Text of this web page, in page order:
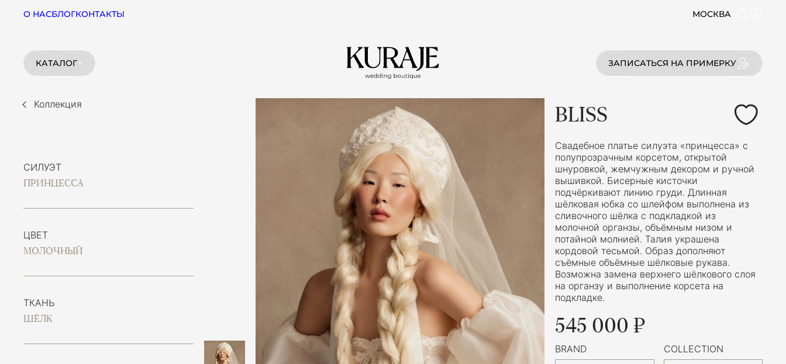
О НАСБЛОГКОНТАКТЫ МОСКВА
КАТАЛОГ ЗАПИСАТЬСЯ НА ПРИМЕРКУ
Коллекция
СИЛУЭТ
ПРИНЦЕССА
ЦВЕТ
МОЛОЧНЫЙ
ТКАНЬ
ШЁЛК
BLISS
Свадебное платье силуэта «принцесса» с
полупрозрачным корсетом, открытой
шнуровкой, жемчужным декором и ручной
вышивкой. Бисерные кисточки
подчёркивают линию груди. Длинная
шёлковая юбка со шлейфом выполнена из
сливочного шёлка с подкладкой из
молочной органзы, объёмным низом и
потайной молнией. Талия украшена
кордовой тесьмой. Образ дополняют
съёмные объёмные шёлковые рукава.
Возможна замена верхнего шёлкового слоя
на органзу и выполнение корсета на
подкладке.
545 000 ₽
BRAND COLLECTION